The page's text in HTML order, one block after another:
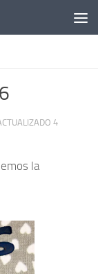
4
la